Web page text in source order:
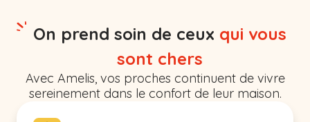
On prend soin de ceux qui vous
sont chers
Avec Amelis, vos proches continuent de vivre
sereinement dans le confort de leur maison.